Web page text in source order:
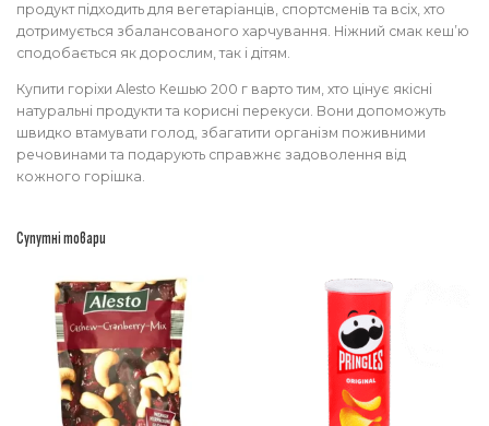
продукт підходить для вегетаріанців, спортсменів та всіх, хто
дотримується збалансованого харчування. Ніжний смак кеш’ю
сподобається як дорослим, так і дітям.
Купити горіхи Alesto Кешью 200 г варто тим, хто цінує якісні
натуральні продукти та корисні перекуси. Вони допоможуть
швидко втамувати голод, збагатити організм поживними
речовинами та подарують справжнє задоволення від
кожного горішка.
Супутні товари